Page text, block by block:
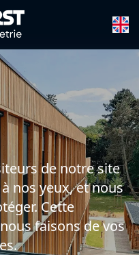
de notre site
nos yeux, et nous
Cette
faisons de vos